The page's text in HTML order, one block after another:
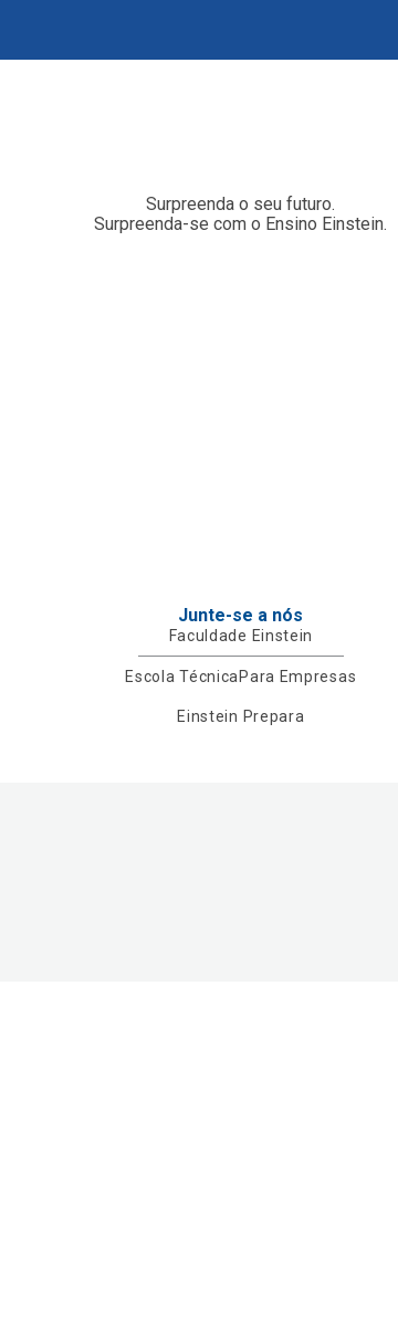
Surpreenda o seu futuro.
Surpreenda-se com o Ensino Einstein.
Junte-se a nós
Faculdade Einstein
Escola TécnicaPara Empresas
Einstein Prepara